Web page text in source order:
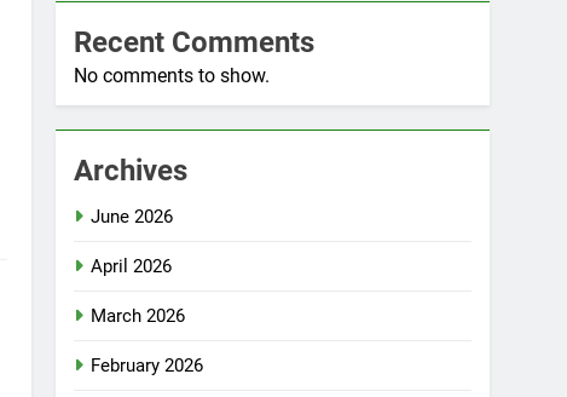
Recent Comments
No comments to show.
Archives
June 2026
April 2026
March 2026
February 2026